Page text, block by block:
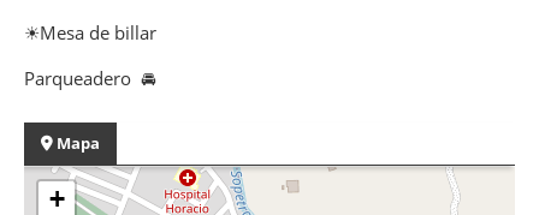
☀Mesa de billar
Parqueadero 🚘
Mapa
+